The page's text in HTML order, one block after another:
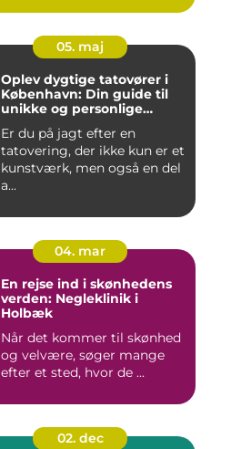
05. maj
Oplev dygtige tatovører i
København: Din guide til
unikke og personlige
Er du på jagt efter en
tatovering, der ikke kun er et
kunstværk, men også en del
a...
04. mar
En rejse ind i skønhedens
verden: Negleklinik i
Holbæk
Når det kommer til skønhed
og velvære, søger mange
efter et sted, hvor de ...
02. dec